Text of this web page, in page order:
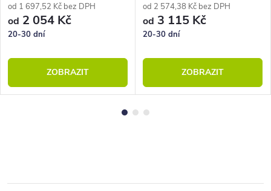
od 1 697,52 Kč bez DPH
od 2 054 Kč
20-30 dní
ZOBRAZIT
od 2 574,38 Kč bez DPH
od 3 115 Kč
20-30 dní
ZOBRAZIT